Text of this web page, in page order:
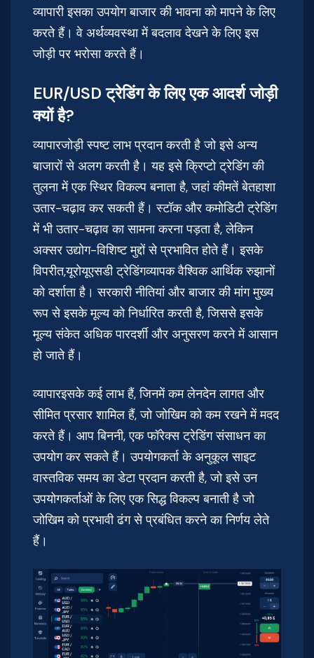
व्यापारी इसका उपयोग बाजार की भावना को मापने के लिए
करते हैं। वे अर्थव्यवस्था में बदलाव देखने के लिए इस
जोड़ी पर भरोसा करते हैं।
EUR/USD ट्रेडिंग के लिए एक आदर्श जोड़ी
क्यों है?
व्यापारजोड़ी स्पष्ट लाभ प्रदान करती है जो इसे अन्य
बाजारों से अलग करती है। यह इसे क्रिप्टो ट्रेडिंग की
तुलना में एक स्थिर विकल्प बनाता है, जहां कीमतें बेतहाशा
उतार-चढ़ाव कर सकती हैं। स्टॉक और कमोडिटी ट्रेडिंग
में भी उतार-चढ़ाव का सामना करना पड़ता है, लेकिन
अक्सर उद्योग-विशिष्ट मुद्दों से प्रभावित होते हैं। इसके
विपरीत,यूरोयूएसडी ट्रेडिंगव्यापक वैश्विक आर्थिक रुझानों
को दर्शाता है। सरकारी नीतियां और बाजार की मांग मुख्य
रूप से इसके मूल्य को निर्धारित करती है, जिससे इसके
मूल्य संकेत अधिक पारदर्शी और अनुसरण करने में आसान
हो जाते हैं।
व्यापारइसके कई लाभ हैं, जिनमें कम लेनदेन लागत और
सीमित प्रसार शामिल हैं, जो जोखिम को कम रखने में मदद
करते हैं। आप बिननी, एक फॉरेक्स ट्रेडिंग संसाधन का
उपयोग कर सकते हैं। उपयोगकर्ता के अनुकूल साइट
वास्तविक समय का डेटा प्रदान करती है, जो इसे उन
उपयोगकर्ताओं के लिए एक सिद्ध विकल्प बनाती है जो
जोखिम को प्रभावी ढंग से प्रबंधित करने का निर्णय लेते
हैं।